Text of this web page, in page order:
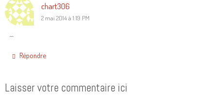
chart306
2 mai 2014 à 1:19 PM
^^
Répondre
Laisser votre commentaire ici